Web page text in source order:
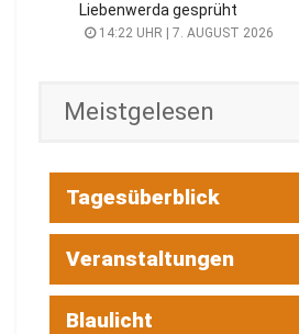
Liebenwerda gesprüht
14:22 UHR | 7. AUGUST 2026
Meistgelesen
Tagesüberblick
Veranstaltungen
Blaulicht